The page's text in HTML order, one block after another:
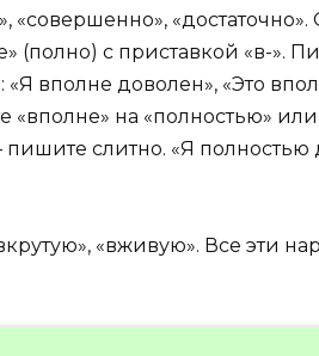
«совершенно», «достаточно».
(полно) с приставкой «в-».
вполне доволен», «Это
«вполне» на «полностью» или
слитно. «Я
«вживую». Все эти